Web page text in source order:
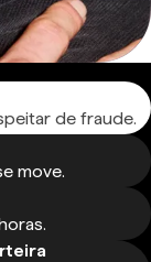
de fraude.
move.